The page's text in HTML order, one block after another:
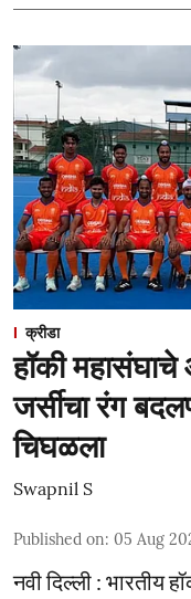
क्रीडा
हॉकी
जर्सीचा रंग
चिघळला
Swapnil S
Published on: 05 Aug
नवी दिल्ली : भारतीय